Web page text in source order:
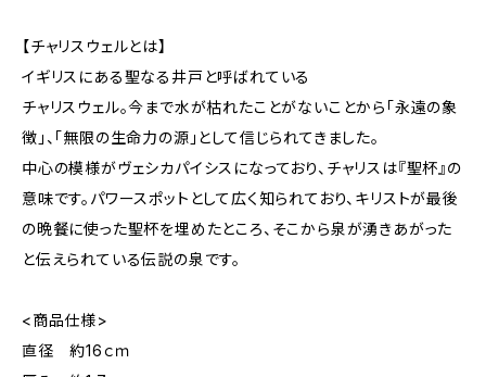
【チャリスウェルとは】
イギリスにある聖なる井戸と呼ばれている
チャリスウェル。今まで水が枯れたことがないことから「永遠の象
徴」、「無限の生命力の源」として信じられてきました。
中心の模様がヴェシカパイシスになっており、チャリスは『聖杯』の
意味です。パワースポットとして広く知られており、キリストが最後
の晩餐に使った聖杯を埋めたところ、そこから泉が湧きあがった
と伝えられている伝説の泉です。
<商品仕様>
直径 約16ｃｍ